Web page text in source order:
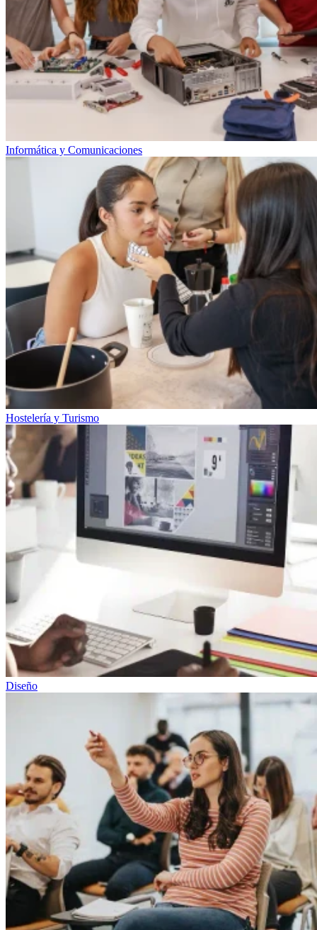
Informática y Comunicaciones
Hostelería y Turismo
Diseño